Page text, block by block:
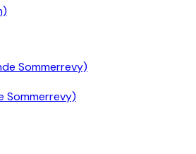
Sommerrevy)